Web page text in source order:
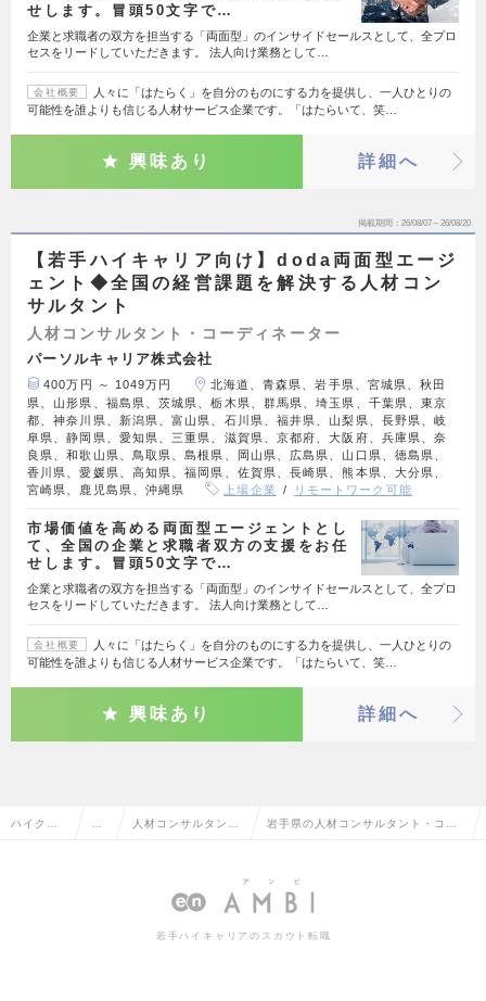
せします。冒頭50文字で…
企業と求職者の双方を担当する「両面型」のインサイドセールスとして、全プロ
セスをリードしていただきます。 法人向け業務として…
会社概要
人々に「はたらく」を自分のものにする力を提供し、一人ひとりの
可能性を誰よりも信じる人材サービス企業です。「はたらいて、笑…
興味あり 詳細へ
掲載期間 26/08/07～26/08/20
【若手ハイキャリア向け】doda両面型エージ
ェント◆全国の経営課題を解決する人材コン
サルタント
人材コンサルタント・コーディネーター
パーソルキャリア株式会社
400万円 ～ 1049万円
北海道、青森県、岩手県、宮城県、秋田
県、山形県、福島県、茨城県、栃木県、群馬県、埼玉県、千葉県、東京
都、神奈川県、新潟県、富山県、石川県、福井県、山梨県、長野県、岐
阜県、静岡県、愛知県、三重県、滋賀県、京都府、大阪府、兵庫県、奈
良県、和歌山県、鳥取県、島根県、岡山県、広島県、山口県、徳島県、
香川県、愛媛県、高知県、福岡県、佐賀県、長崎県、熊本県、大分県、
宮崎県、鹿児島県、沖縄県
上場企業 リモートワーク可能
市場価値を高める両面型エージェントとし
て、全国の企業と求職者双方の支援をお任
せします。冒頭50文字で…
企業と求職者の双方を担当する「両面型」のインサイドセールスとして、全プロ
セスをリードしていただきます。 法人向け業務として…
会社概要
人々に「はたらく」を自分のものにする力を提供し、一人ひとりの
可能性を誰よりも信じる人材サービス企業です。「はたらいて、笑…
興味あり 詳細へ
ハイクラ 営 人材コンサルタン 岩手県の人材コンサルタント・コー
若手ハイキャリアのスカウト転職